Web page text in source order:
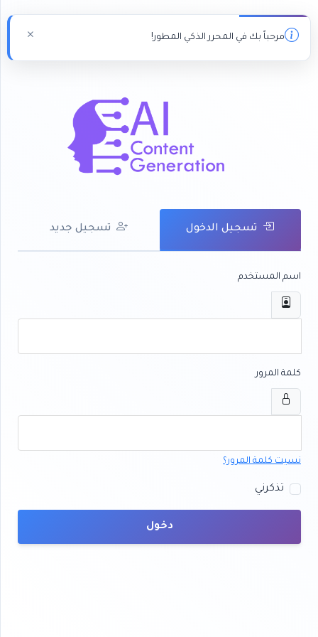
تسجيل الدخول تسجيل جديد
اسم المستخدم
كلمة المرور
نسيت كلمة المرور؟
تذكرني
دخول
مرحباً بك في المحرر الذكي المطور!